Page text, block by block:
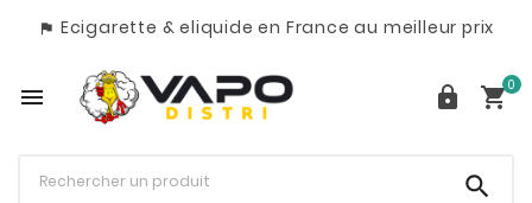
 Ecigarette & eliquide en France au meilleur prix
  0
